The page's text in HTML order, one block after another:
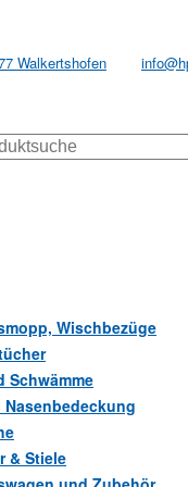
Walkertshofen
Wischbezüge
Schwämme
& Stiele